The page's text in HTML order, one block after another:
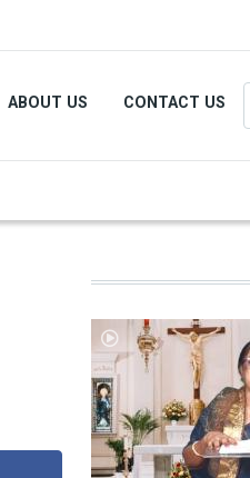
ABOUT US CONTACT US